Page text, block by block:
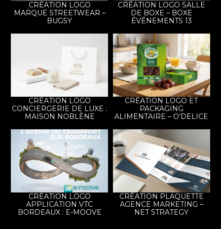
CRÉATION LOGO
MARQUE STREETWEAR –
BUGSY
CRÉATION LOGO SALLE
DE BOXE – BOXE
ÉVÉNEMENTS 13
CRÉATION LOGO
CONCIERGERIE DE LUXE :
MAISON NOBLÈNE
CRÉATION LOGO ET
PACKAGING
ALIMENTAIRE – O’DELICE
CRÉATION LOGO
APPLICATION VTC
BORDEAUX : E-MOOVE
CRÉATION PLAQUETTE
AGENCE MARKETING –
NET STRATEGY